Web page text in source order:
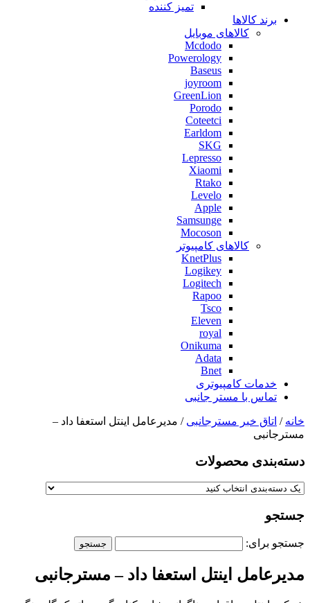
تمیز کننده
برند کالاها
کالاهای موبایل
Mcdodo
Powerology
Baseus
joyroom
GreenLion
Porodo
Coteetci
Earldom
SKG
Lepresso
Xiaomi
Rtako
Levelo
Apple
Samsunge
Mocoson
کالاهای کامپیوتر
KnetPlus
Logikey
Logitech
Rapoo
Tsco
Eleven
royal
Onikuma
Adata
Bnet
خدمات کامپیوتری
تماس با مستر جانبی
خانه / اتاق خبر مسترجانبی / مدیرعامل اینتل استعفا داد –
مسترجانبی
دسته‌بندی‌ محصولات
جستجو
جستجو برای:
مدیرعامل اینتل استعفا داد – مسترجانبی